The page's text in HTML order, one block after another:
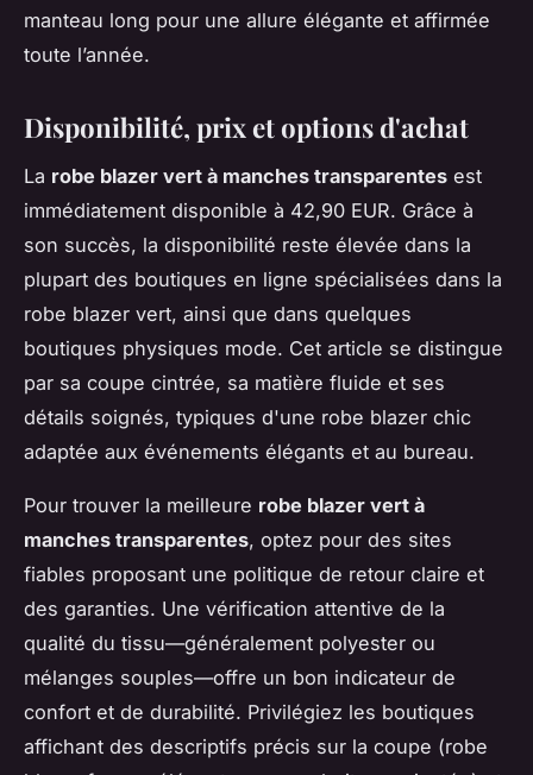
manteau long pour une allure élégante et affirmée
toute l’année.
Disponibilité, prix et options d'achat
La robe blazer vert à manches transparentes est
immédiatement disponible à 42,90 EUR. Grâce à
son succès, la disponibilité reste élevée dans la
plupart des boutiques en ligne spécialisées dans la
robe blazer vert, ainsi que dans quelques
boutiques physiques mode. Cet article se distingue
par sa coupe cintrée, sa matière fluide et ses
détails soignés, typiques d'une robe blazer chic
adaptée aux événements élégants et au bureau.
Pour trouver la meilleure robe blazer vert à
manches transparentes, optez pour des sites
fiables proposant une politique de retour claire et
des garanties. Une vérification attentive de la
qualité du tissu—généralement polyester ou
mélanges souples—offre un bon indicateur de
confort et de durabilité. Privilégiez les boutiques
affichant des descriptifs précis sur la coupe (robe